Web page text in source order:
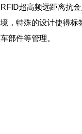
RFID超高频远距离抗
境，特殊的设计使得标
车部件等管理。